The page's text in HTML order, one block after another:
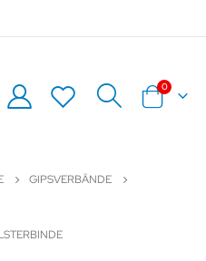
Warenkorb
0Artikel
GIPSVERBÄNDE